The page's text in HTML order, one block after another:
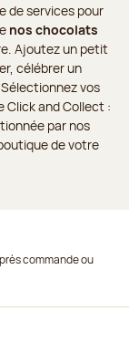
de services pour
nos chocolats
Ajoutez un petit
célébrer un
vos
and Collect :
par nos
de votre
commande ou